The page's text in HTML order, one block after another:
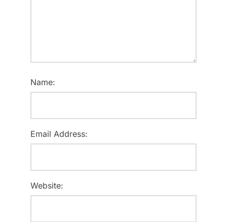
Name:
Email Address:
Website: